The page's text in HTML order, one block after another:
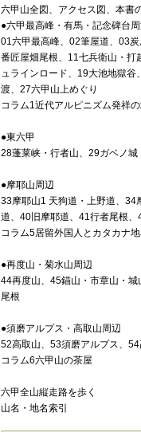
六甲山全図、アクセス図、本書
●六甲最高峰・有馬・記念碑台
01六甲最高峰、02筆屋道、03
番匠屋畑尾根、11七兵衛山・
ュラインロード、19大池地獄
渡、27六甲山上めぐり
コラム1近代アルピニズム発祥
●東六甲
28蓬莱峡・行者山、29ガベノ
●摩耶山周辺
33摩耶山1 天狗道・上野道、34
道、40旧摩耶道、41行者尾根
コラム5居留外国人とカタカナ地
●再度山・菊水山周辺
44再度山、45錨山・市章山・
尾根
●須磨アルプス・高取山周辺
52高取山、53須磨アルプス、
コラム6六甲山の茶屋
六甲全山縦走路を歩く
山名・地名索引